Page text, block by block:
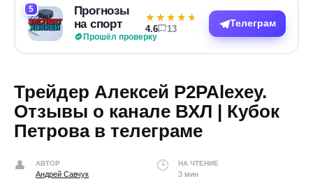
5
Прогнозы
на спорт
Прошёл проверку
★★★★★
★★★★★
4.6 13
Телеграм
Трейдер Алексей P2PAlexey.
Отзывы о канале ВХЛ | Кубок
Петрова в телеграме
АВТОР
Андрей Савчук
НА ЧТЕНИЕ
3 мин